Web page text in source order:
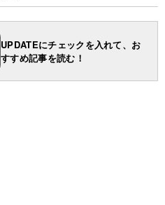
UPDATEにチェックを入れて、お
すすめ記事を読む！